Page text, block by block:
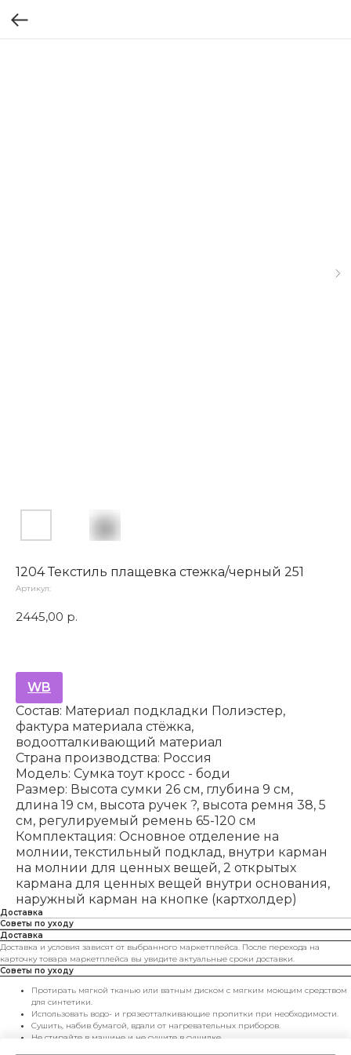
1204 Текстиль плащевка стежка/черный 251
Артикул:
2445,00 р.
WB
Состав: Материал подкладки Полиэстер,
фактура материала стёжка,
водоотталкивающий материал
Страна производства: Россия
Модель: Сумка тоут кросс - боди
Размер: Высота сумки 26 см, глубина 9 см,
длина 19 см, высота ручек ?, высота ремня 38, 5
см, регулируемый ремень 65-120 см
Комплектация: Основное отделение на
молнии, текстильный подклад, внутри карман
на молнии для ценных вещей, 2 открытых
кармана для ценных вещей внутри основания,
наружный карман на кнопке (картхолдер)
Доставка
Советы по уходу
Доставка
Доставка и условия зависят от выбранного маркетплейса. После перехода на
карточку товара маркетплейса вы увидите актуальные сроки доставки.
Советы по уходу
Протирать мягкой тканью или ватным диском с мягким моющим средством
для синтетики.
Использовать водо- и грязеотталкивающие пропитки при необходимости.
Сушить, набив бумагой, вдали от нагревательных приборов.
Не стирайте в машине и не сушите в сушилке.